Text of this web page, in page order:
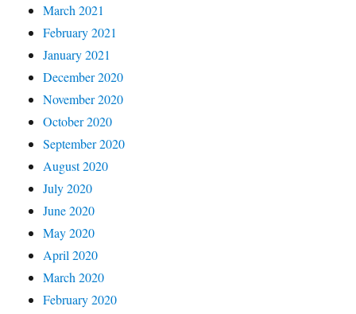
March 2021
February 2021
January 2021
December 2020
November 2020
October 2020
September 2020
August 2020
July 2020
June 2020
May 2020
April 2020
March 2020
February 2020